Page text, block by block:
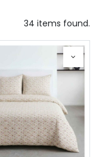
34 items found.